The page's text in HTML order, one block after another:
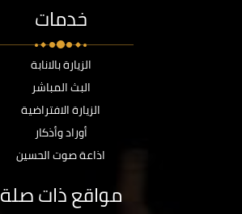
خدمات
الزيارة بالانابة
البث المباشر
الزيارة الافتراضية
أوراد وأذكار
اذاعة صوت الحسين
مواقع ذات صلة